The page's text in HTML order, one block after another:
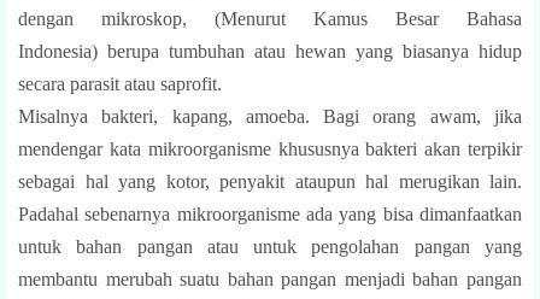
dengan mikroskop, (Menurut Kamus Besar Bahasa
Indonesia) berupa tumbuhan atau hewan yang biasanya hidup
secara parasit atau saprofit.
Misalnya bakteri, kapang, amoeba. Bagi orang awam, jika
mendengar kata mikroorganisme khususnya bakteri akan terpikir
sebagai hal yang kotor, penyakit ataupun hal merugikan lain.
Padahal sebenarnya mikroorganisme ada yang bisa dimanfaatkan
untuk bahan pangan atau untuk pengolahan pangan yang
membantu merubah suatu bahan pangan menjadi bahan pangan